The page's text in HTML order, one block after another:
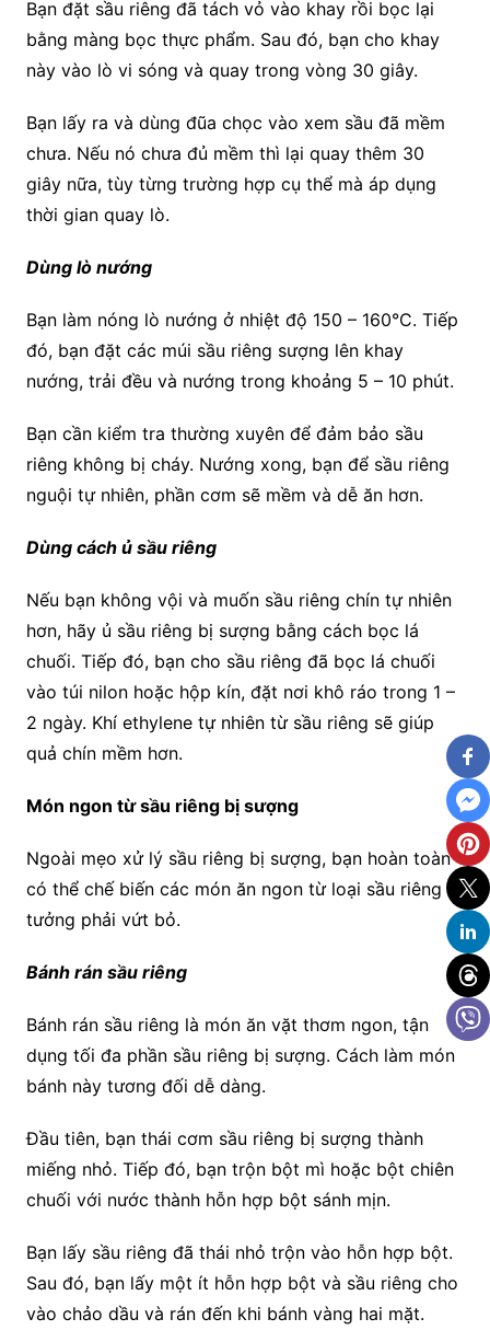
Bạn đặt sầu riêng đã tách vỏ vào khay rồi bọc lại
bằng màng bọc thực phẩm. Sau đó, bạn cho khay
này vào lò vi sóng và quay trong vòng 30 giây.
Bạn lấy ra và dùng đũa chọc vào xem sầu đã mềm
chưa. Nếu nó chưa đủ mềm thì lại quay thêm 30
giây nữa, tùy từng trường hợp cụ thể mà áp dụng
thời gian quay lò.
Dùng lò nướng
Bạn làm nóng lò nướng ở nhiệt độ 150 – 160°C. Tiếp
đó, bạn đặt các múi sầu riêng sượng lên khay
nướng, trải đều và nướng trong khoảng 5 – 10 phút.
Bạn cần kiểm tra thường xuyên để đảm bảo sầu
riêng không bị cháy. Nướng xong, bạn để sầu riêng
nguội tự nhiên, phần cơm sẽ mềm và dễ ăn hơn.
Dùng cách ủ sầu riêng
Nếu bạn không vội và muốn sầu riêng chín tự nhiên
hơn, hãy ủ sầu riêng bị sượng bằng cách bọc lá
chuối. Tiếp đó, bạn cho sầu riêng đã bọc lá chuối
vào túi nilon hoặc hộp kín, đặt nơi khô ráo trong 1 –
2 ngày. Khí ethylene tự nhiên từ sầu riêng sẽ giúp
quả chín mềm hơn.
Món ngon từ sầu riêng bị sượng
Ngoài mẹo xử lý sầu riêng bị sượng, bạn hoàn toàn
có thể chế biến các món ăn ngon từ loại sầu riêng
tưởng phải vứt bỏ.
Bánh rán sầu riêng
Bánh rán sầu riêng là món ăn vặt thơm ngon, tận
dụng tối đa phần sầu riêng bị sượng. Cách làm món
bánh này tương đối dễ dàng.
Đầu tiên, bạn thái cơm sầu riêng bị sượng thành
miếng nhỏ. Tiếp đó, bạn trộn bột mì hoặc bột chiên
chuối với nước thành hỗn hợp bột sánh mịn.
Bạn lấy sầu riêng đã thái nhỏ trộn vào hỗn hợp bột.
Sau đó, bạn lấy một ít hỗn hợp bột và sầu riêng cho
vào chảo dầu và rán đến khi bánh vàng hai mặt.